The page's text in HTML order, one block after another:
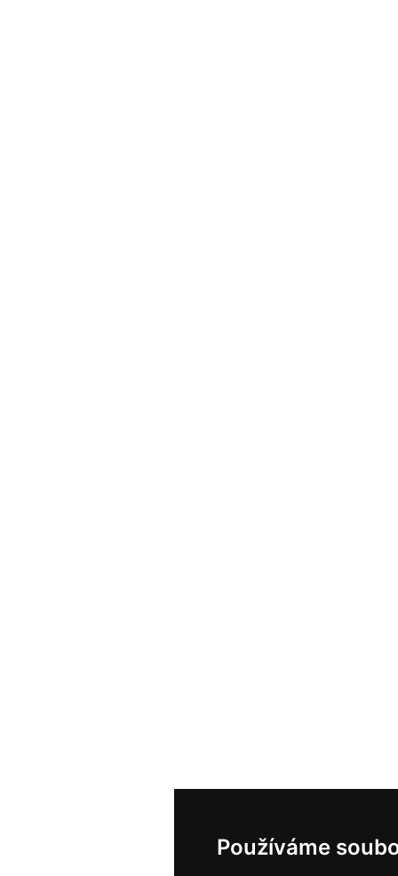
Používáme